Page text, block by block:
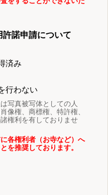
諾申請について
済み
行わない
写真被写体としての人
像権、商標権、特許権、
権利を有しておりませ
各権利者（お寺など）へ
を推奨しております。